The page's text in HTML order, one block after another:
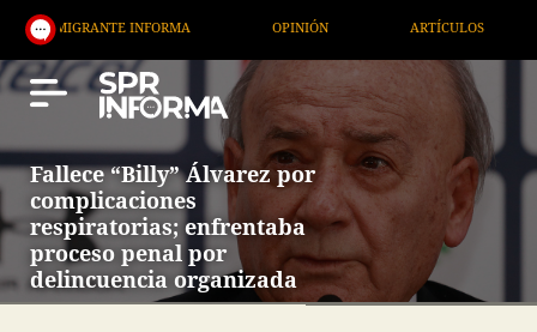
INFORMA OPINIÓN ARTÍCULOS ARTE /
Fallece “Billy” Álvarez por
complicaciones
respiratorias; enfrentaba
proceso penal por
delincuencia organizada